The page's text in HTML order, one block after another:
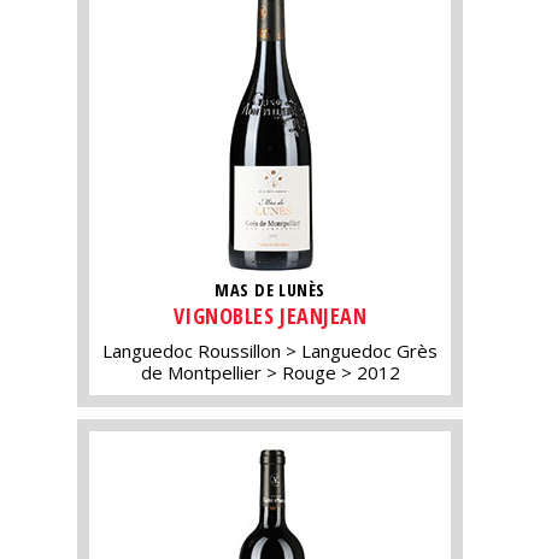
MAS DE LUNÈS
VIGNOBLES JEANJEAN
Languedoc Roussillon
Languedoc Grès
de Montpellier
Rouge 2012